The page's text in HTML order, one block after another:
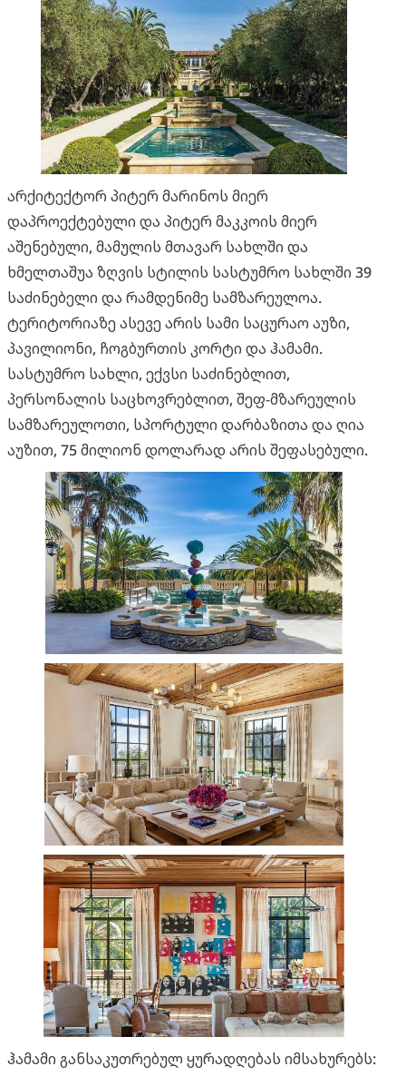
არქიტექტორ პიტერ მარინოს მიერ
დაპროექტებული და პიტერ მაკკოის მიერ
აშენებული, მამულის მთავარ სახლში და
ხმელთაშუა ზღვის სტილის სასტუმრო სახლში 39
საძინებელი და რამდენიმე სამზარეულოა.
ტერიტორიაზე ასევე არის სამი საცურაო აუზი,
პავილიონი, ჩოგბურთის კორტი და ჰამამი.
სასტუმრო სახლი, ექვსი საძინებლით,
პერსონალის საცხოვრებლით, შეფ-მზარეულის
სამზარეულოთი, სპორტული დარბაზითა და ღია
აუზით, 75 მილიონ დოლარად არის შეფასებული.
ჰამამი განსაკუთრებულ ყურადღებას იმსახურებს: